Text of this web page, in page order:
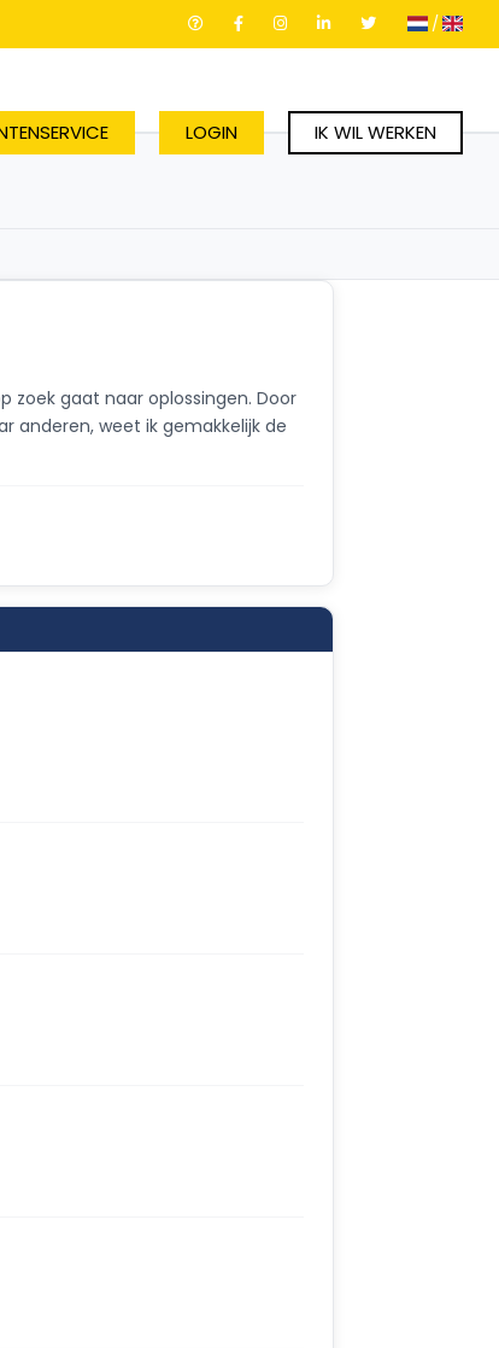
/
LOGIN IK WIL WERKEN
zoek gaat naar oplossingen. Door
anderen, weet ik gemakkelijk de